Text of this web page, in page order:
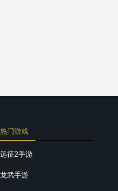
热门游戏
远征2手游
龙武手游